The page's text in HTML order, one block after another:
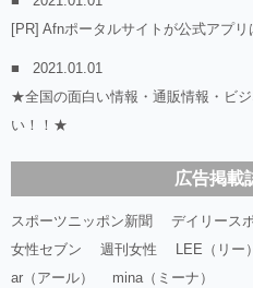
[PR] Afnポータルサイトが公式アプリ
2021.01.01
★全国の面白い情報・通販情報・ビ
い！！★
広告掲載
スポーツニッポン新聞 デイリース
女性セブン
週刊女性 LEE（リー）
ar（アール）
mina（ミーナ）